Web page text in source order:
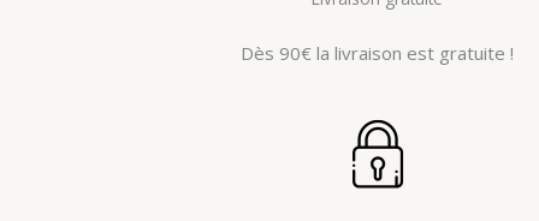
Dès 90€ la livraison est gratuite !